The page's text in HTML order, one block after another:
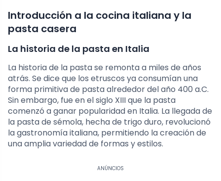
Introducción a la cocina italiana y la
pasta casera
La historia de la pasta en Italia
La historia de la pasta se remonta a miles de años
atrás. Se dice que los etruscos ya consumían una
forma primitiva de pasta alrededor del año 400 a.C.
Sin embargo, fue en el siglo XIII que la pasta
comenzó a ganar popularidad en Italia. La llegada de
la pasta de sémola, hecha de trigo duro, revolucionó
la gastronomía italiana, permitiendo la creación de
una amplia variedad de formas y estilos.
ANÚNCIOS